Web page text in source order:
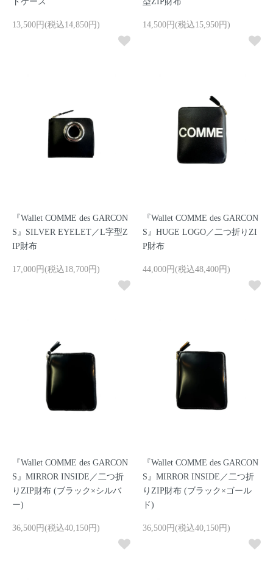
13,500円(税込14,850円) 14,500円(税込15,950円)
『Wallet COMME des GARCON
S』SILVER EYELET／L字型Z
IP財布
17,000円(税込18,700円)
『Wallet COMME des GARCON
S』HUGE LOGO／二つ折りZI
P財布
44,000円(税込48,400円)
『Wallet COMME des GARCON
S』MIRROR INSIDE／二つ折
りZIP財布 (ブラック×シルバ
ー)
36,500円(税込40,150円)
『Wallet COMME des GARCON
S』MIRROR INSIDE／二つ折
りZIP財布 (ブラック×ゴール
ド)
36,500円(税込40,150円)